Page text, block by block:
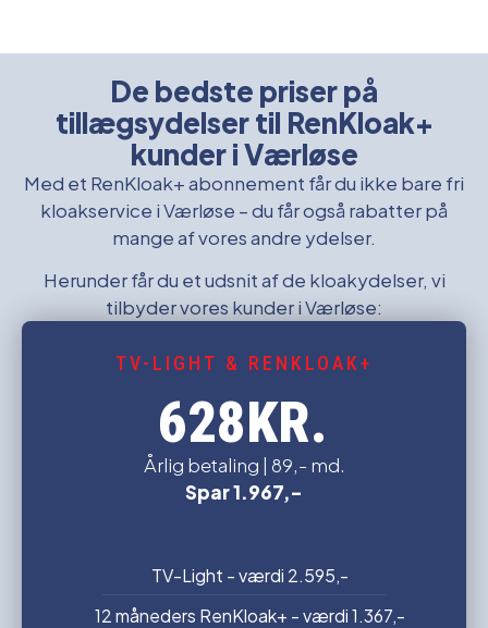
De bedste priser på
tillægsydelser til RenKloak+
kunder i Værløse
Med et RenKloak+ abonnement får du ikke bare fri
kloakservice i Værløse – du får også rabatter på
mange af vores andre ydelser.
Herunder får du et udsnit af de kloakydelser, vi
tilbyder vores kunder i Værløse:
TV-LIGHT & RENKLOAK+
628KR.
Årlig betaling | 89,- md.
Spar 1.967,-
TV-Light - værdi 2.595,-
12 måneders RenKloak+ - værdi 1.367,-